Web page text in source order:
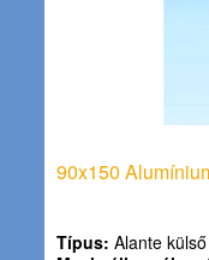
90x150
Típus:Alante